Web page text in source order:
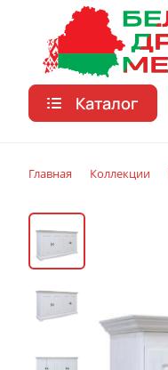
Каталог
Главная Коллекции